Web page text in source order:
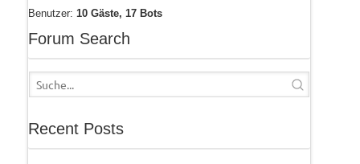
Benutzer: 10 Gäste, 17 Bots
Forum Search
Recent Posts